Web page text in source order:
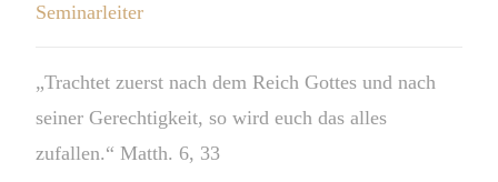
Seminarleiter
„Trachtet zuerst nach dem Reich Gottes und nach
seiner Gerechtigkeit, so wird euch das alles
zufallen.“ Matth. 6, 33